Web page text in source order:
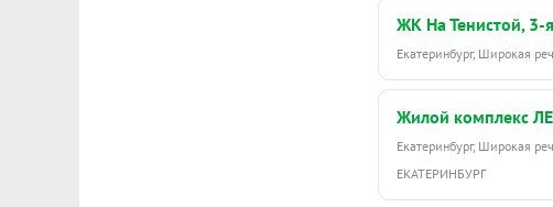
ЖК На Тенистой, 3-
Екатеринбург, Широкая
Жилой комплекс
Екатеринбург, Широкая
ЕКАТЕРИНБУРГ